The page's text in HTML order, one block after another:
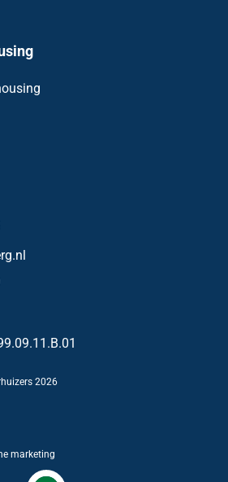
2026
marketing